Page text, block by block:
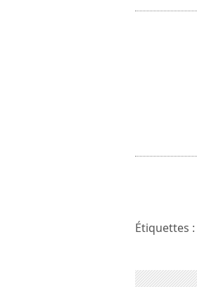
Étiquettes :